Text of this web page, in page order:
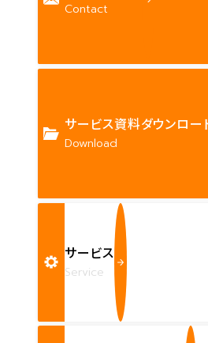
Contact
サービス資料ダウンロー
Download
サービス
Service